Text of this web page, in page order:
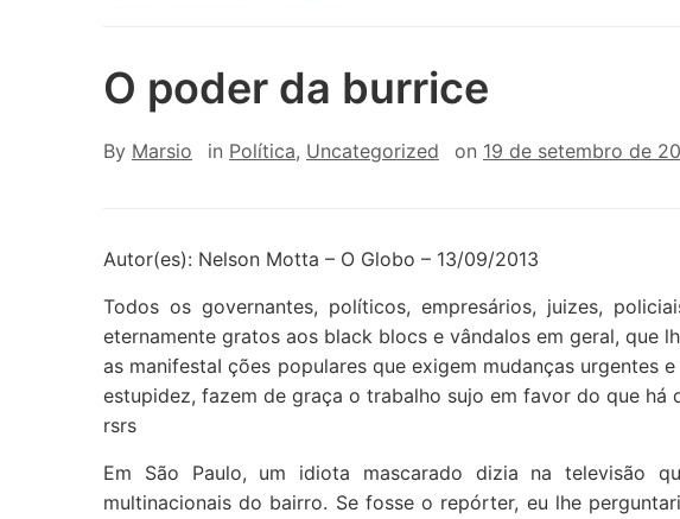
O poder da burrice
By Marsio in Política, Uncategorized on 19 de setembro de
Autor(es): Nelson Motta – O Globo – 13/09/2013
Todos os governantes, políticos, empresários, juizes,
eternamente gratos aos black blocs e vândalos em geral, que
as manifestaI ções populares que exigem mudanças urgentes
estupidez, fazem de graça o trabalho sujo em favor do que há
rsrs
Em São Paulo, um idiota mascarado dizia na televisão
multinacionais do bairro. Se fosse o repórter, eu lhe